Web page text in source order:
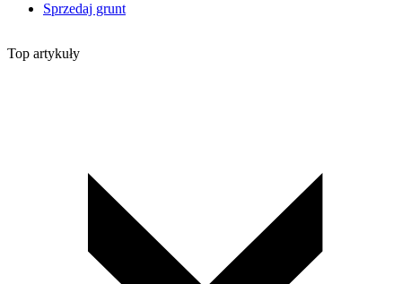
Sprzedaj grunt
Top artykuły